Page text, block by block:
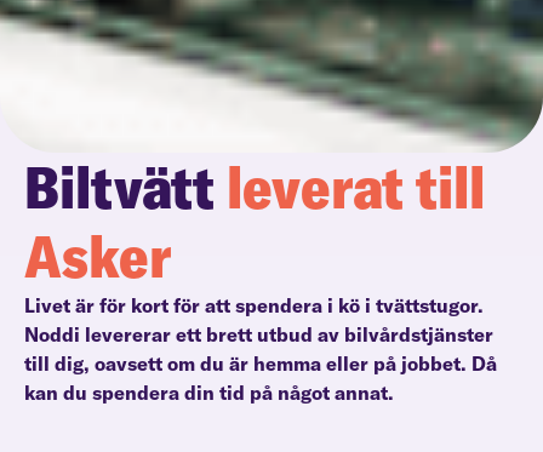
Biltvätt leverat till
Asker
Livet är för kort för att spendera i kö i tvättstugor.
Noddi levererar ett brett utbud av bilvårdstjänster
till dig, oavsett om du är hemma eller på jobbet. Då
kan du spendera din tid på något annat.